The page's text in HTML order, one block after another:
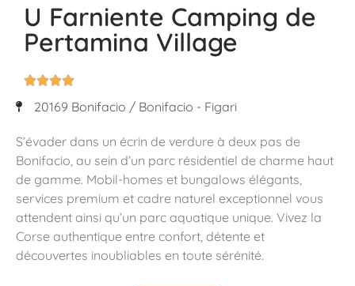
U Farniente Camping de
Pertamina Village

20169 Bonifacio / Bonifacio - Figari
S’évader dans un écrin de verdure à deux pas de
Bonifacio, au sein d’un parc résidentiel de charme haut
de gamme. Mobil-homes et bungalows élégants,
services premium et cadre naturel exceptionnel vous
attendent ainsi qu’un parc aquatique unique. Vivez la
Corse authentique entre confort, détente et
découvertes inoubliables en toute sérénité.